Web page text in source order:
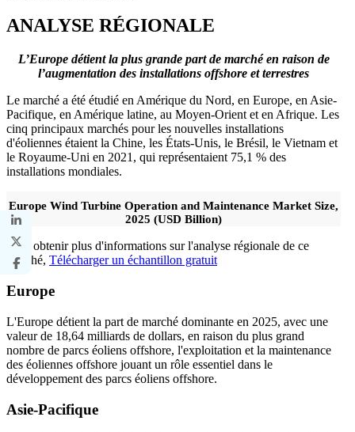
ANALYSE RÉGIONALE
L’Europe détient la plus grande part de marché en raison de
l’augmentation des installations offshore et terrestres
Le marché a été étudié en Amérique du Nord, en Europe, en Asie-
Pacifique, en Amérique latine, au Moyen-Orient et en Afrique. Les
cinq principaux marchés pour les nouvelles installations
d'éoliennes étaient la Chine, les États-Unis, le Brésil, le Vietnam et
le Royaume-Uni en 2021, qui représentaient 75,1 % des
installations mondiales.
Europe Wind Turbine Operation and Maintenance Market Size,
2025 (USD Billion)
Pour obtenir plus d'informations sur l'analyse régionale de ce
marché, Télécharger un échantillon gratuit
Europe
L'Europe détient la part de marché dominante en 2025, avec une
valeur de 18,64 milliards de dollars, en raison du plus grand
nombre de parcs éoliens offshore, l'exploitation et la maintenance
des éoliennes offshore jouant un rôle essentiel dans le
développement des parcs éoliens offshore.
Asie-Pacifique